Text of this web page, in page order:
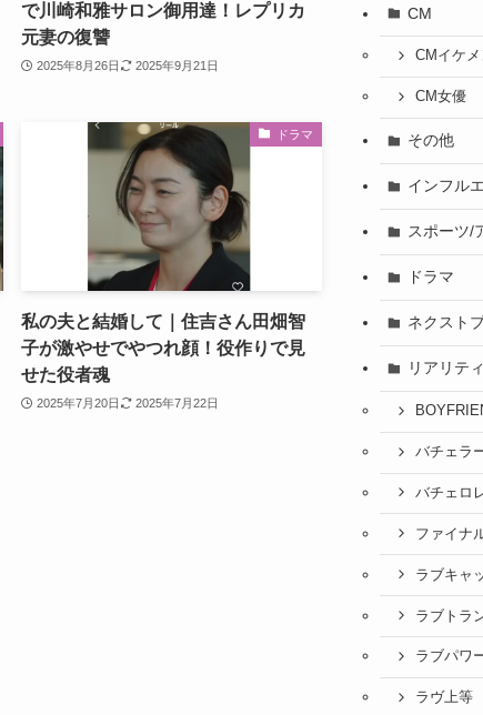
で川崎和雅サロン御用達！レプリカ
元妻の復讐
2025年8月26日 2025年9月21日
ドラマ
私の夫と結婚して｜住吉さん田畑智
子が激やせでやつれ顔！役作りで見
せた役者魂
2025年7月20日 2025年7月22日
CM
CMイケメ
CM女優
その他
インフル
スポーツ/
ドラマ
ネクスト
リアリテ
バチェラ
バチェロ
ファイナ
ラブキャ
ラブトラ
ラブパワ
ラヴ上等